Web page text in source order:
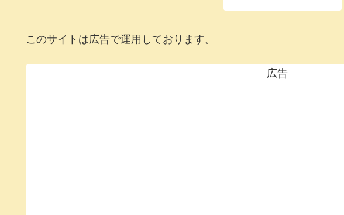
このサイトは広告で運用しております。
広告